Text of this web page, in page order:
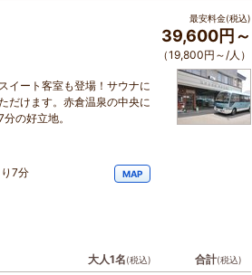
イート客室も登場！サウナに
だけます。赤倉温泉の中央に
の好立地。
7分 MAP
最安料金(税込)
39,600円～
（19,800円～/人）
大人1名(税込) 合計(税込)